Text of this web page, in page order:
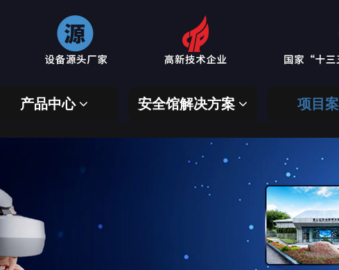
产品中心 安全馆解决方案 项目